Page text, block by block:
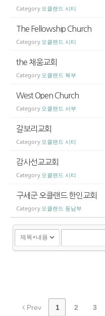
Category 오클랜드 시티
The Fellowship Church
Category 오클랜드 시티
the 채움교회
Category 오클랜드 북부
West Open Church
Category 오클랜드 서부
갈보리교회
Category 오클랜드 시티
감사선교교회
Category 오클랜드 시티
구세군 오클랜드 한인교회
Category 오클랜드 동남부
Prev 1 2 3